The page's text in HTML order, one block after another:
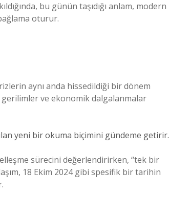
bu günün taşıdığı anlam, modern
oturur.
aynı anda hissedildiği bir dönem
ve ekonomik dalgalanmalar
yeni bir okuma biçimini gündeme getirir.
sürecini değerlendirirken, “tek bir
18 Ekim 2024 gibi spesifik bir tarihin